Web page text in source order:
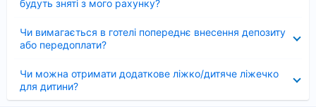
будуть зняті з мого рахунку?
Чи вимагається в готелі попереднє внесення депозиту
або передоплати?
Чи можна отримати додаткове ліжко/дитяче ліжечко
для дитини?